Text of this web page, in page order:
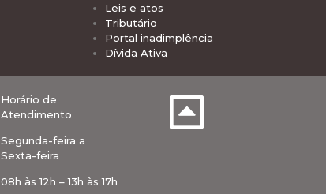
Leis e atos
Tributário
Portal inadimplência
Dívida Ativa
Horário de
Atendimento
Segunda-feira a
Sexta-feira
08h às 12h – 13h às 17h